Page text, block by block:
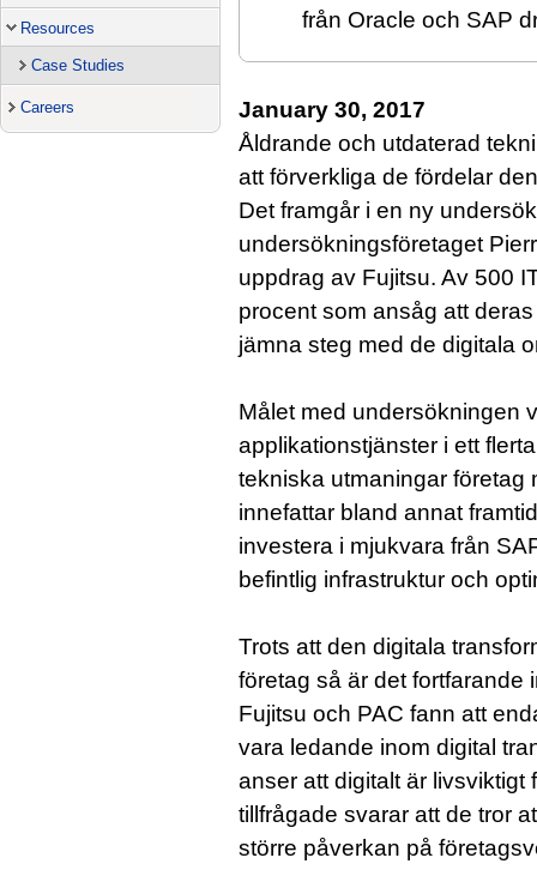
Resources
Case Studies
Careers
från Oracle och SAP
January 30, 2017
Åldrande och utdaterad
att förverkliga de fördelar
Det framgår i en ny
undersökningsföretaget
uppdrag av Fujitsu. Av 500
procent som ansåg att
jämna steg med de digitala
Målet med undersökningen
applikationstjänster i ett
tekniska utmaningar företag
innefattar bland annat
investera i mjukvara från
befintlig infrastruktur och
Trots att den digitala
företag så är det fortfarande
Fujitsu och PAC fann att
vara ledande inom digital
anser att digitalt är
tillfrågade svarar att de tror
större påverkan på